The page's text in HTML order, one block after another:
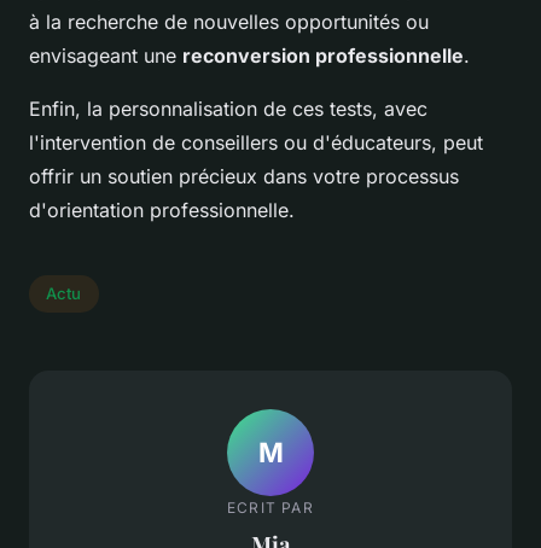
à la recherche de nouvelles opportunités ou
envisageant une reconversion professionnelle.
Enfin, la personnalisation de ces tests, avec
l'intervention de conseillers ou d'éducateurs, peut
offrir un soutien précieux dans votre processus
d'orientation professionnelle.
Actu
M
ECRIT PAR